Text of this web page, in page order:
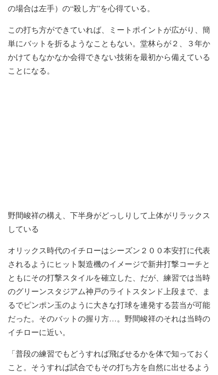
の場合は左手）の“殺し方”を心得ている。
この打ち方ができていれば、ミートポイントが広がり、簡
単にバットを折るようなこともない。堂林らが２、３年か
かけてもなかなか会得できない技術を最初から備えている
ことになる。
野間峻祥の構え、下半身がどっしりして上体がリラックス
している
オリックス時代のイチローはシーズン２００本安打に代表
されるようにヒット製造機のイメージで新井打撃コーチと
ともにその打撃スタイルを確立した、だが、練習では当時
のグリーンスタジアム神戸のライトスタンド上段まで、ま
るでピンポン玉のように大きな打球を連発する芸当が可能
だった。そのバットの握り方…。野間峻祥のそれは当時の
イチローに近い。
「普段の練習でもどうすれば飛ばせるかを体で知っておく
こと。そうすれば試合でもその打ち方を自然に出せるよう